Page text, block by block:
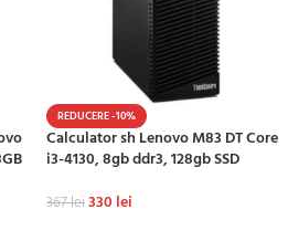
REDUCERE -10%
Calculator sh Lenovo M83 DT Core
i3-4130, 8gb ddr3, 128gb SSD
367lei330 lei